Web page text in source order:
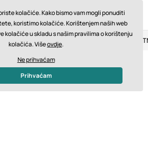
dana Brza dostava od 200 €
kolačiće. Kako bismo vam mogli ponuditi
koristimo kolačiće. Korištenjem naših web
kolačiće u skladu s našim pravilima o korištenju
kolačića. Višeovdje.
Ne prihvaćam
Prihvaćam